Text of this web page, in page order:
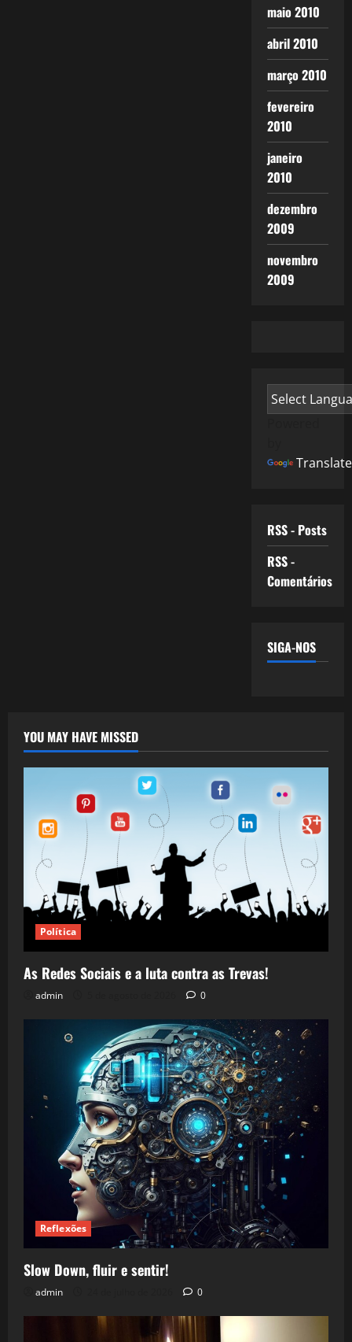
maio 2010
abril 2010
março 2010
fevereiro
2010
janeiro
2010
dezembro
2009
novembro
2009
Translate
RSS - Posts
RSS -
Comentários
SIGA-NOS
YOU MAY HAVE MISSED
Política
As Redes Sociais e a luta contra as Trevas!
admin 0
Reflexões
Slow Down, fluir e sentir!
admin 0